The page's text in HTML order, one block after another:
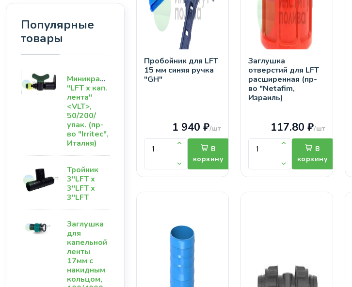
Популярные
товары
Миникраник
"LFT х кап.
лента"
<VLT>,
50/200/
упак. (пр-
во "Irritec",
Италия)
Тройник
3"LFT х
3"LFT х
3"LFT
Заглушка
для
капельной
ленты
17мм с
накидным
кольцом,
Пробойник для LFT
15 мм синяя ручка
"GH"
1 940 ₽/шт
В
корзину
Заглушка
отверстий для LFT
расширенная (пр-
во "Netafim,
Израиль)
117.80 ₽/шт
В
корзину